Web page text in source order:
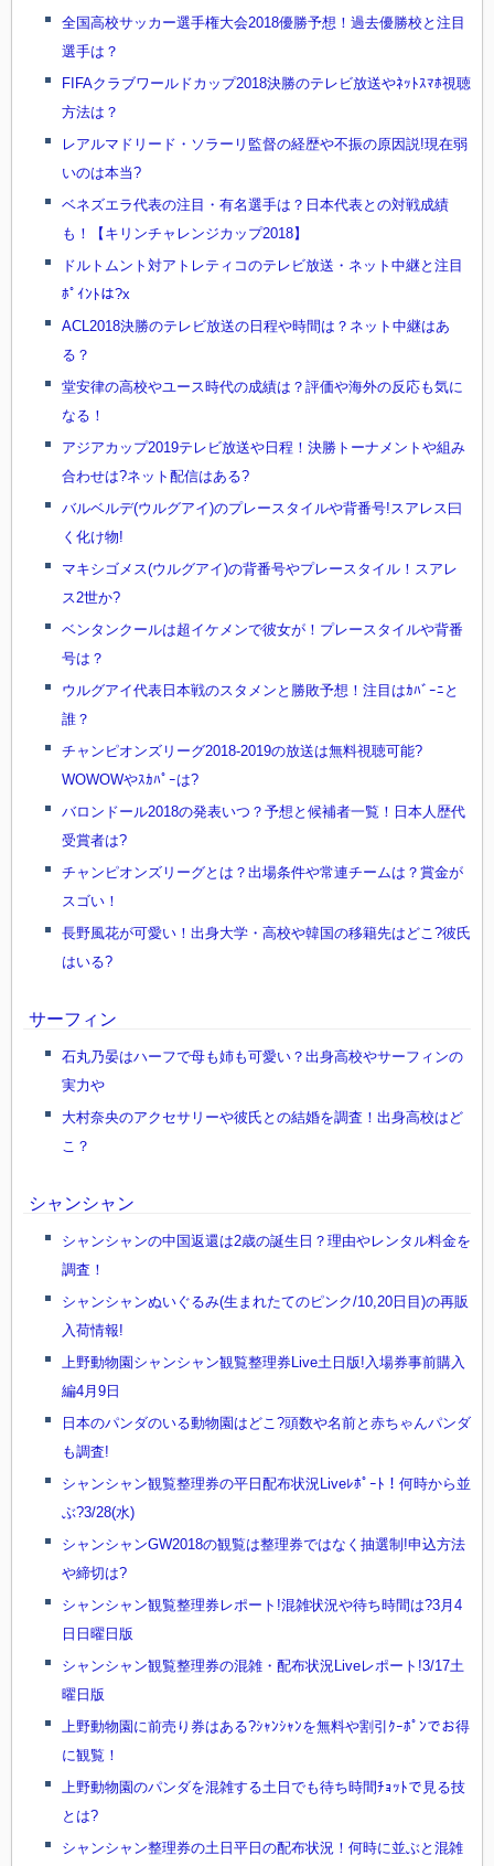
全国高校サッカー選手権大会2018優勝予想！過去優勝校と注目
選手は？
FIFAクラブワールドカップ2018決勝のテレビ放送やﾈｯﾄｽﾏﾎ視聴
方法は？
レアルマドリード・ソラーリ監督の経歴や不振の原因説!現在弱
いのは本当?
ベネズエラ代表の注目・有名選手は？日本代表との対戦成績
も！【キリンチャレンジカップ2018】
ドルトムント対アトレティコのテレビ放送・ネット中継と注目
ﾎﾟｲﾝﾄは?x
ACL2018決勝のテレビ放送の日程や時間は？ネット中継はあ
る？
堂安律の高校やユース時代の成績は？評価や海外の反応も気に
なる！
アジアカップ2019テレビ放送や日程！決勝トーナメントや組み
合わせは?ネット配信はある?
バルベルデ(ウルグアイ)のプレースタイルや背番号!スアレス曰
く化け物!
マキシゴメス(ウルグアイ)の背番号やプレースタイル！スアレ
ス2世か?
ベンタンクールは超イケメンで彼女が！プレースタイルや背番
号は？
ウルグアイ代表日本戦のスタメンと勝敗予想！注目はｶﾊﾞｰﾆと
誰？
チャンピオンズリーグ2018-2019の放送は無料視聴可能?
WOWOWやｽｶﾊﾟｰは?
バロンドール2018の発表いつ？予想と候補者一覧！日本人歴代
受賞者は?
チャンピオンズリーグとは？出場条件や常連チームは？賞金が
スゴい！
長野風花が可愛い！出身大学・高校や韓国の移籍先はどこ?彼氏
はいる?
サーフィン
石丸乃晏はハーフで母も姉も可愛い？出身高校やサーフィンの
実力や
大村奈央のアクセサリーや彼氏との結婚を調査！出身高校はど
こ？
シャンシャン
シャンシャンの中国返還は2歳の誕生日？理由やレンタル料金を
調査！
シャンシャンぬいぐるみ(生まれたてのピンク/10,20日目)の再販
入荷情報!
上野動物園シャンシャン観覧整理券Live土日版!入場券事前購入
編4月9日
日本のパンダのいる動物園はどこ?頭数や名前と赤ちゃんパンダ
も調査!
シャンシャン観覧整理券の平日配布状況Liveﾚﾎﾟｰﾄ！何時から並
ぶ?3/28(水)
シャンシャンGW2018の観覧は整理券ではなく抽選制!申込方法
や締切は?
シャンシャン観覧整理券レポート!混雑状況や待ち時間は?3月4
日日曜日版
シャンシャン観覧整理券の混雑・配布状況Liveレポート!3/17土
曜日版
上野動物園に前売り券はある?ｼｬﾝｼｬﾝを無料や割引ｸｰﾎﾟﾝでお得
に観覧！
上野動物園のパンダを混雑する土日でも待ち時間ﾁｮｯﾄで見る技
とは?
シャンシャン整理券の土日平日の配布状況！何時に並ぶと混雑